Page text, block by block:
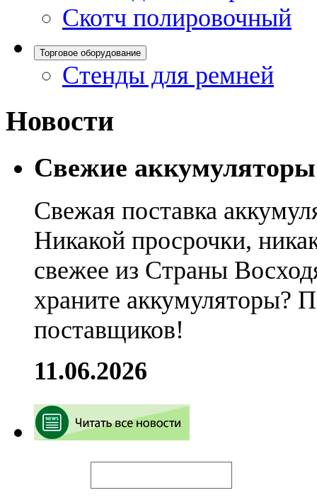
Скотч полировочный
Торговое оборудование
Стенды для ремней
Новости
Свежие
Свежая поставка
Никакой просрочки,
свежее из Страны
храните аккумуляторы?
поставщиков!
11.06.2026